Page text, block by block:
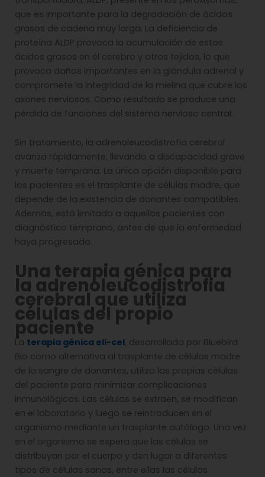
que es importante para la degradación de ácidos
grasos de cadena muy larga. La deficiencia de
proteína ALDP provoca la acumulación de estos
ácidos grasos en el cerebro y otros tejidos, lo que
provoca daños importantes en la glándula adrenal y
compromete la integridad de la mielina que cubre los
axones nerviosos. Como resultado se produce una
pérdida de funciones del sistema nervioso central.
Sin tratamiento, la adrenoleucodistrofia cerebral
avanza rápidamente, llevando a discapacidad grave
y muerte temprana. La única opción disponible para
los pacientes es el trasplante de células madre, que
depende de la existencia de donantes compatibles.
Además, está limitada a aquellos pacientes con
diagnóstico temprano, antes de que la enfermedad
haya progresado.
Una terapia génica para
la adrenoleucodistrofia
cerebral que utiliza
células del propio
paciente
La terapia génica eli-cel, desarrollada por Bluebird
Bio como alternativa al trasplante de células madre
de la sangre de donantes, utiliza las propias células
del paciente para minimizar complicaciones
inmunológicas. Las células se extraen, se modifican
en el laboratorio y luego se reintroducen en el
organismo mediante un trasplante autólogo. Una vez
en el organismo se espera que las células se
distribuyan por el cuerpo y den lugar a diferentes
tipos de células sanas, entre ellas las células